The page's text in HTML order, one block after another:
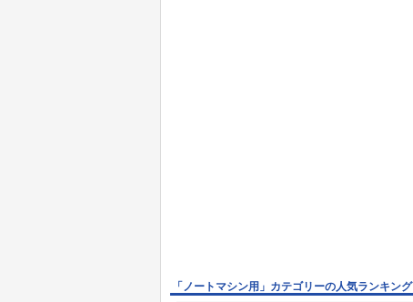
「ノートマシン用」カテゴリーの人気ランキング